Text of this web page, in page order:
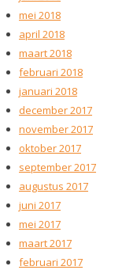
mei 2018
april 2018
maart 2018
februari 2018
januari 2018
december 2017
november 2017
oktober 2017
september 2017
augustus 2017
juni 2017
mei 2017
maart 2017
februari 2017